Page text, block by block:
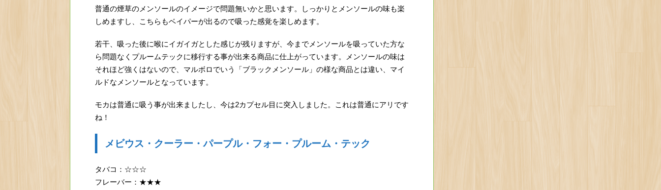
普通の煙草のメンソールのイメージで問題無いかと思います。しっかりとメンソールの味も楽
しめますし、こちらもベイパーが出るので吸った感覚を楽しめます。
若干、吸った後に喉にイガイガとした感じが残りますが、今までメンソールを吸っていた方な
ら問題なくプルームテックに移行する事が出来る商品に仕上がっています。メンソールの味は
それほど強くはないので、マルボロでいう「ブラックメンソール」の様な商品とは違い、マイ
ルドなメンソールとなっています。
モカは普通に吸う事が出来ましたし、今は2カプセル目に突入しました。これは普通にアリです
ね！
メビウス・クーラー・パープル・フォー・プルーム・テック
タバコ：☆☆☆
フレーバー：★★★